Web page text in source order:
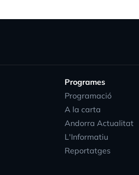
Programes
Programació
A la carta
Andorra Actualitat
L'Informatiu
Reportatges